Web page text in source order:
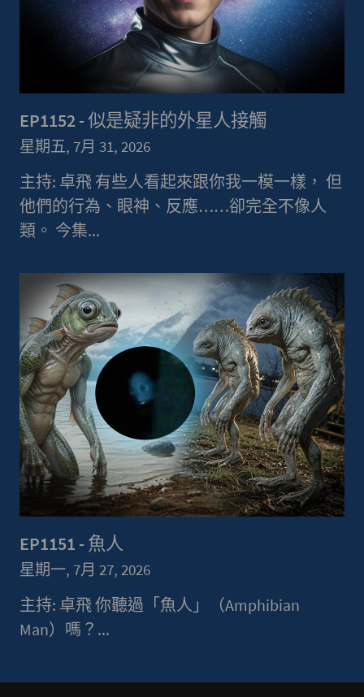
EP1152 - 似是疑非的外星人接觸
星期五, 7月 31, 2026
主持: 卓飛 有些人看起來跟你我一模一樣， 但
他們的行為、眼神、反應……卻完全不像人
類。 今集...
EP1151 - 魚人
星期一, 7月 27, 2026
主持: 卓飛 你聽過「魚人」（Amphibian
Man）嗎？...